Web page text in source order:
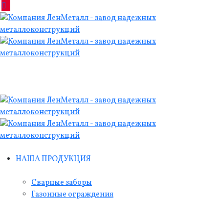
НАША ПРОДУКЦИЯ
Сварные заборы
Газонные ограждения